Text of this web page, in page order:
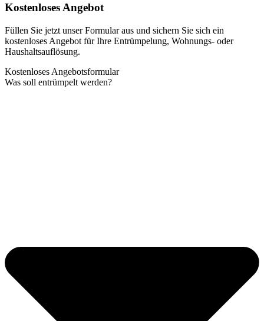
Kostenloses Angebot
Füllen Sie jetzt unser Formular aus und sichern Sie sich ein
kostenloses Angebot für Ihre Entrümpelung, Wohnungs- oder
Haushaltsauflösung.
Kostenloses Angebotsformular
Was soll entrümpelt werden?